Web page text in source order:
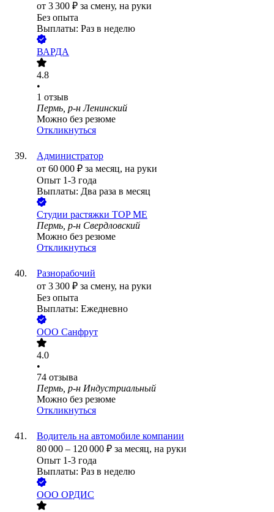
от 3 300 ₽ за смену, на руки
Без опыта
Выплаты: Раз в неделю
ВАРДА
4.8
•
1 отзыв
Пермь, р-н Ленинский
Можно без резюме
Откликнуться
Администратор
от 60 000 ₽ за месяц, на руки
Опыт 1-3 года
Выплаты: Два раза в месяц
Студии растяжки TOP ME
Пермь, р-н Свердловский
Можно без резюме
Откликнуться
Разнорабочий
от 3 300 ₽ за смену, на руки
Без опыта
Выплаты: Ежедневно
ООО Санфрут
4.0
•
74 отзыва
Пермь, р-н Индустриальный
Можно без резюме
Откликнуться
Водитель на автомобиле компании
80 000 – 120 000 ₽ за месяц, на руки
Опыт 1-3 года
Выплаты: Раз в неделю
ООО ОРДИС